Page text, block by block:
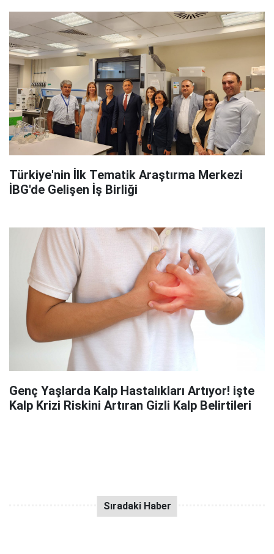
Türkiye'nin İlk Tematik Araştırma Merkezi
İBG'de Gelişen İş Birliği
Genç Yaşlarda Kalp Hastalıkları Artıyor! işte
Kalp Krizi Riskini Artıran Gizli Kalp Belirtileri